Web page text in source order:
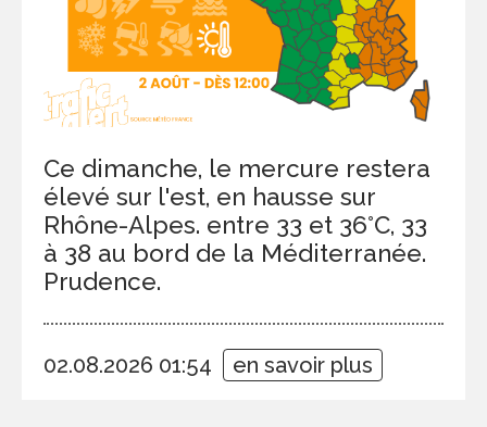
Ce dimanche, le mercure restera
élevé sur l'est, en hausse sur
Rhône-Alpes. entre 33 et 36°C, 33
à 38 au bord de la Méditerranée.
Prudence.
02.08.2026 01:54 en savoir plus